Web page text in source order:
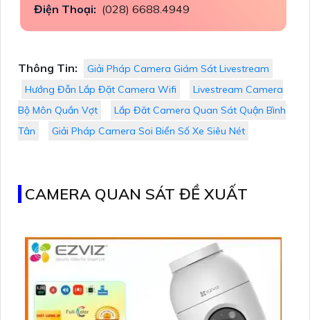
Điện Thoại: (028) 6688.4949
Thông Tin:
Giải Pháp Camera Giám Sát Livestream
Hướng Đẫn Lắp Đặt Camera Wifi
Livestream Camera
Bộ Môn Quần Vợt
Lắp Đăt Camera Quan Sát Quận Bình
Tân
Giải Pháp Camera Soi Biển Số Xe Siêu Nét
CAMERA QUAN SÁT ĐỀ XUẤT